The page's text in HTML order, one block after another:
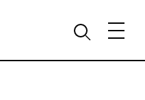
SØKMENY